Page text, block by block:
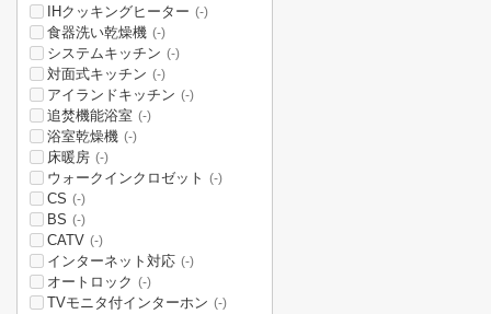
IHクッキングヒーター (-)
食器洗い乾燥機 (-)
システムキッチン (-)
対面式キッチン (-)
アイランドキッチン (-)
追焚機能浴室 (-)
浴室乾燥機 (-)
床暖房 (-)
ウォークインクロゼット (-)
CS (-)
BS (-)
CATV (-)
インターネット対応 (-)
オートロック (-)
TVモニタ付インターホン (-)